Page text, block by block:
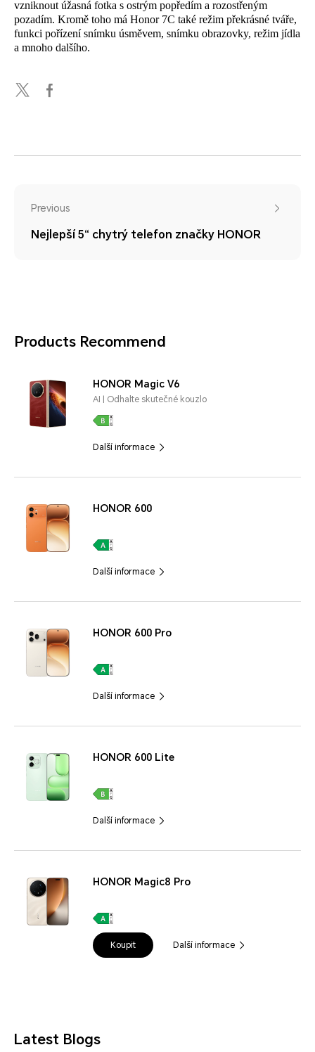
vzniknout úžasná fotka s ostrým popředím a rozostřeným
pozadím. Kromě toho má Honor 7C také režim překrásné tváře,
funkci pořízení snímku úsměvem, snímku obrazovky, režim jídla
a mnoho dalšího.
Previous
Nejlepší 5“ chytrý telefon značky HONOR
Products Recommend
HONOR Magic V6
AI | Odhalte skutečné kouzlo
Další informace
HONOR 600
Další informace
HONOR 600 Pro
Další informace
HONOR 600 Lite
Další informace
HONOR Magic8 Pro
Koupit Další informace
Latest Blogs